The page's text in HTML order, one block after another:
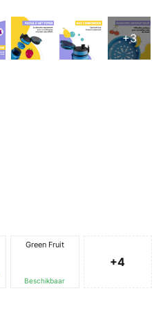
+3
Green Fruit
Beschikbaar
+4